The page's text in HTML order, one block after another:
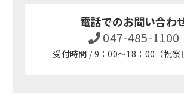
電話でのお問い合わ
047-485-1100
受付時間 / 9：00～18：00（祝祭